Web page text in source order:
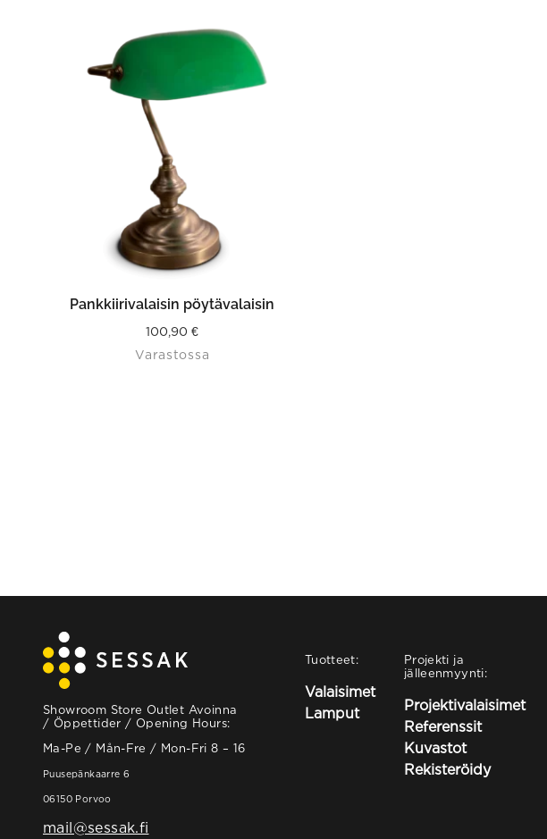
LISÄÄ OSTOSKORIIN
Pankkiirivalaisin pöytävalaisin
100,90€
Varastossa
Showroom Store Outlet Avoinna
/ Öppettider / Opening Hours:
Ma-Pe / Mån-Fre / Mon-Fri 8 – 16
Puusepänkaarre 6
06150 Porvoo
mail@sessak.fi
Tuotteet:
Valaisimet
Lamput
Projekti ja
jälleenmyynti:
Projektivalaisimet
Referenssit
Kuvastot
Rekisteröidy